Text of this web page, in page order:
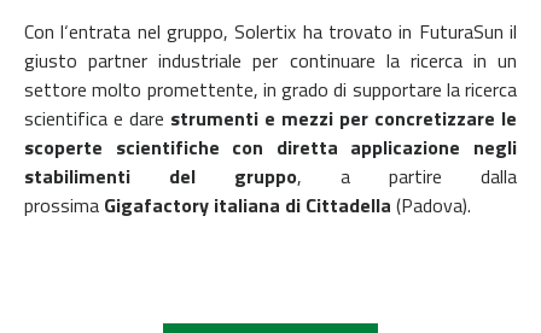
Con l‘entrata nel gruppo, Solertix ha trovato in FuturaSun il
giusto partner industriale per continuare la ricerca in un
settore molto promettente, in grado di supportare la ricerca
scientifica e dare strumenti e mezzi per concretizzare le
scoperte scientifiche con diretta applicazione negli
stabilimenti del gruppo, a partire dalla
prossima Gigafactory italiana di Cittadella (Padova).